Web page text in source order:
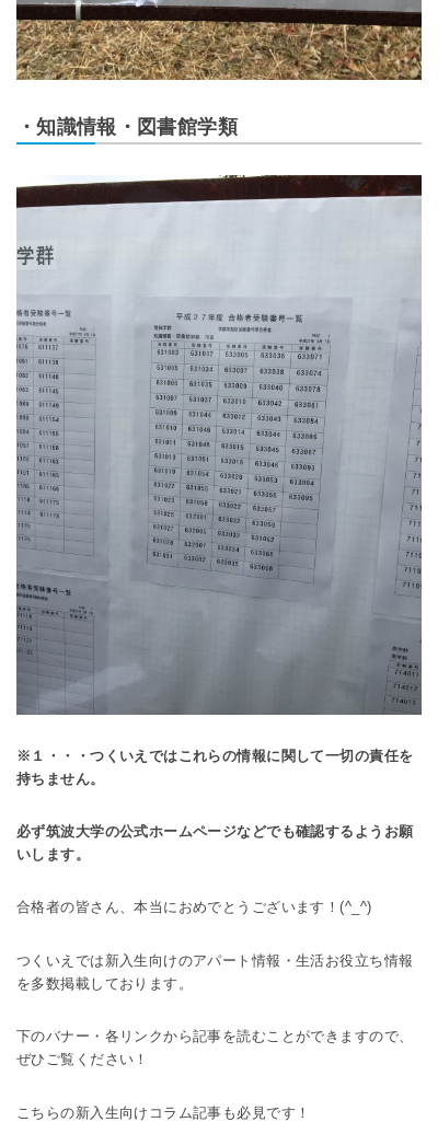
・知識情報・図書館学類
※１・・・つくいえではこれらの情報に関して一切の責任を
持ちません。
必ず筑波大学の公式ホームページなどでも確認するようお願
いします。
合格者の皆さん、本当におめでとうございます！(^_^)
つくいえでは新入生向けのアパート情報・生活お役立ち情報
を多数掲載しております。
下のバナー・各リンクから記事を読むことができますので、
ぜひご覧ください！
こちらの新入生向けコラム記事も必見です！